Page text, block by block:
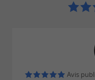
spécialement
conseillé de les
hammam
préparation de la
Avis